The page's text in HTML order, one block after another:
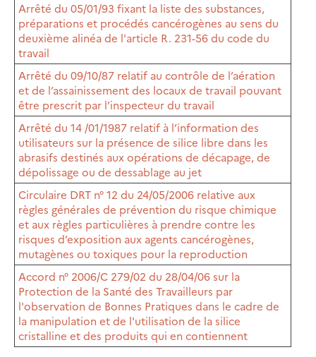
Arrêté du 05/01/93 fixant la liste des substances,
préparations et procédés cancérogènes au sens du
deuxième alinéa de l'article R. 231-56 du code du
travail
Arrêté du 09/10/87 relatif au contrôle de l’aération
et de l’assainissement des locaux de travail pouvant
être prescrit par l’inspecteur du travail
Arrêté du 14 /01/1987 relatif à l’information des
utilisateurs sur la présence de silice libre dans les
abrasifs destinés aux opérations de décapage, de
dépolissage ou de dessablage au jet
Circulaire DRT n° 12 du 24/05/2006 relative aux
règles générales de prévention du risque chimique
et aux règles particulières à prendre contre les
risques d’exposition aux agents cancérogènes,
mutagènes ou toxiques pour la reproduction
Accord n° 2006/C 279/02 du 28/04/06 sur la
Protection de la Santé des Travailleurs par
l'observation de Bonnes Pratiques dans le cadre de
la manipulation et de l'utilisation de la silice
cristalline et des produits qui en contiennent